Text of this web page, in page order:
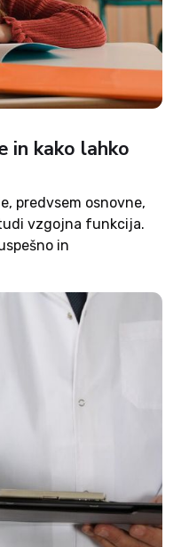
in kako lahko
predvsem osnovne,
vzgojna funkcija.
in
in širši skupnosti.